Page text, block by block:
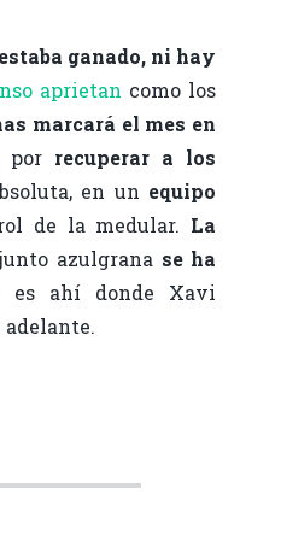
ganado, ni hay
aprietan como los
marcará el mes en
por recuperar a los
en un equipo
de la medular. La
azulgrana se ha
es ahí donde Xavi
adelante.